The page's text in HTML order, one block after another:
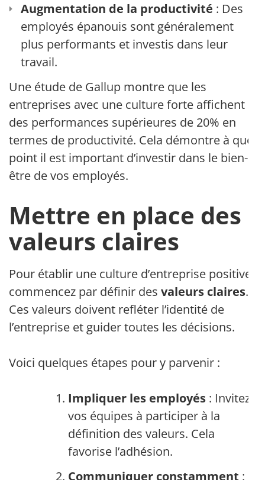
Augmentation de la productivité : Des
employés épanouis sont généralement
plus performants et investis dans leur
travail.
Une étude de Gallup montre que les
entreprises avec une culture forte affichent
des performances supérieures de 20% en
termes de productivité. Cela démontre à quel
point il est important d’investir dans le bien-
être de vos employés.
Mettre en place des
valeurs claires
Pour établir une culture d’entreprise positive,
commencez par définir des valeurs claires.
Ces valeurs doivent refléter l’identité de
l’entreprise et guider toutes les décisions.
Voici quelques étapes pour y parvenir :
Impliquer les employés : Invitez
vos équipes à participer à la
définition des valeurs. Cela
favorise l’adhésion.
Communiquer constamment :